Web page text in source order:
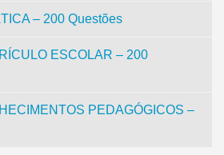
– 200 Questões
ESCOLAR – 200
PEDAGÓGICOS –